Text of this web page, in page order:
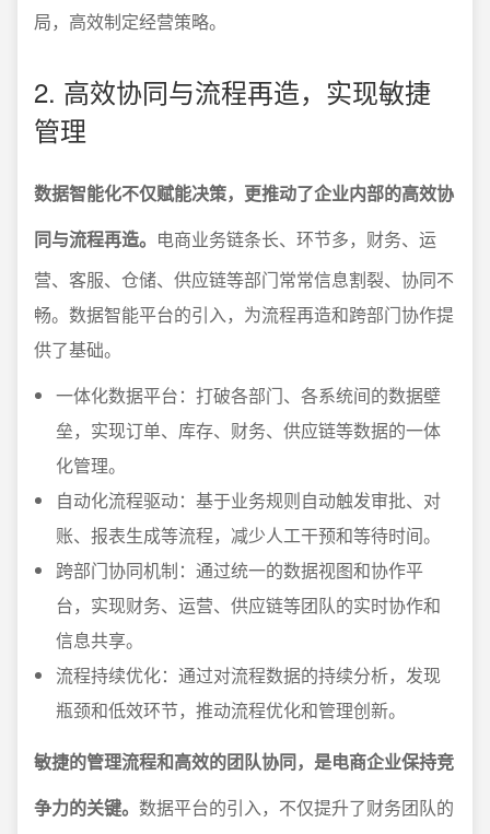
局，高效制定经营策略。
2. 高效协同与流程再造，实现敏捷
管理
数据智能化不仅赋能决策，更推动了企业内部的高效协
同与流程再造。 电商业务链条长、环节多，财务、运
营、客服、仓储、供应链等部门常常信息割裂、协同不
畅。数据智能平台的引入，为流程再造和跨部门协作提
供了基础。
一体化数据平台：打破各部门、各系统间的数据壁
垒，实现订单、库存、财务、供应链等数据的一体
化管理。
自动化流程驱动：基于业务规则自动触发审批、对
账、报表生成等流程，减少人工干预和等待时间。
跨部门协同机制：通过统一的数据视图和协作平
台，实现财务、运营、供应链等团队的实时协作和
信息共享。
流程持续优化：通过对流程数据的持续分析，发现
瓶颈和低效环节，推动流程优化和管理创新。
敏捷的管理流程和高效的团队协同，是电商企业保持竞
争力的关键。 数据平台的引入，不仅提升了财务团队的